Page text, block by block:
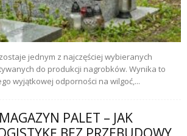
jednym z najczęściej wybieranych
do produkcji nagrobków. Wynika to
wyjątkowej odporności na wilgoć,...
PALET – JAK